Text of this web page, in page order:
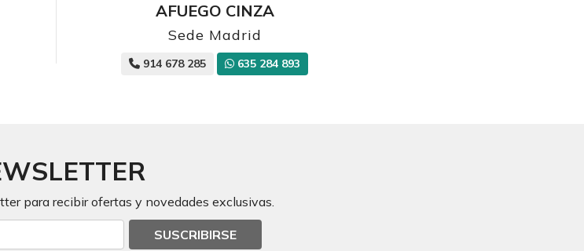
AFUEGO CINZA
Sede Madrid
914 678 285 635 284 893
para recibir ofertas y novedades exclusivas.
SUSCRIBIRSE